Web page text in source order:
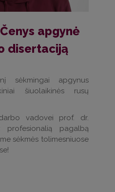
apgynė
disertaciją
sėkmingai apgynus
šiuolaikinės rusų
vadovei prof. dr.
profesionalią pagalbą
sėkmės tolimesniuose